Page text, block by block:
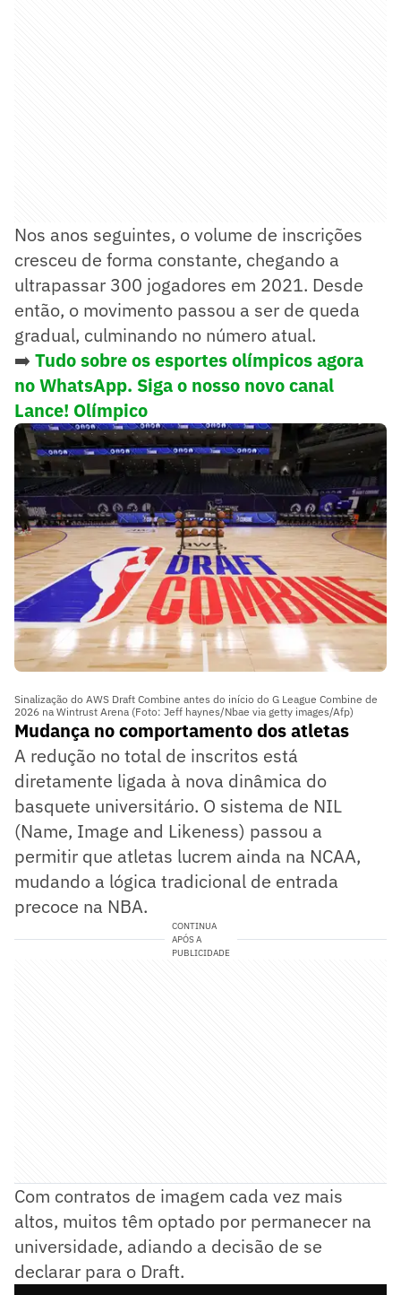
Nos anos seguintes, o volume de inscrições
cresceu de forma constante, chegando a
ultrapassar 300 jogadores em 2021. Desde
então, o movimento passou a ser de queda
gradual, culminando no número atual.
➡️ Tudo sobre os esportes olímpicos agora
no WhatsApp. Siga o nosso novo canal
Lance! Olímpico
Sinalização do AWS Draft Combine antes do início do G League Combine de
2026 na Wintrust Arena (Foto: Jeff haynes/Nbae via getty images/Afp)
Mudança no comportamento dos atletas
A redução no total de inscritos está
diretamente ligada à nova dinâmica do
basquete universitário. O sistema de NIL
(Name, Image and Likeness) passou a
permitir que atletas lucrem ainda na NCAA,
mudando a lógica tradicional de entrada
precoce na NBA.
CONTINUA
APÓS A
PUBLICIDADE
Com contratos de imagem cada vez mais
altos, muitos têm optado por permanecer na
universidade, adiando a decisão de se
declarar para o Draft.